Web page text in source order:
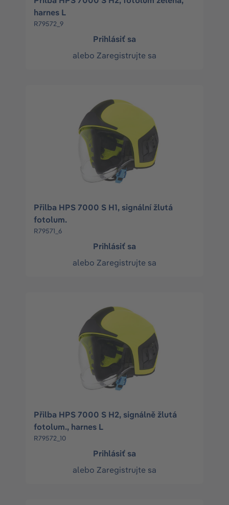
harnes L
R79572_9
Prihlásiť sa
alebo Zaregistrujte sa
Přilba HPS 7000 S H1, signální žlutá
fotolum.
R79571_6
Prihlásiť sa
alebo Zaregistrujte sa
Přilba HPS 7000 S H2, signálně žlutá
fotolum., harnes L
R79572_10
Prihlásiť sa
alebo Zaregistrujte sa